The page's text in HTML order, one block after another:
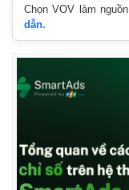
Chọn VOV làm
dẫn.